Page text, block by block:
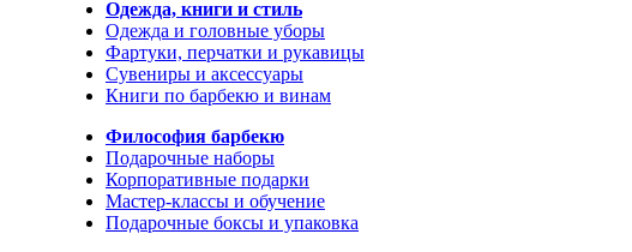
Одежда, книги и стиль
Одежда и головные уборы
Фартуки, перчатки и рукавицы
Сувениры и аксессуары
Книги по барбекю и винам
Философия барбекю
Подарочные наборы
Корпоративные подарки
Мастер-классы и обучение
Подарочные боксы и упаковка